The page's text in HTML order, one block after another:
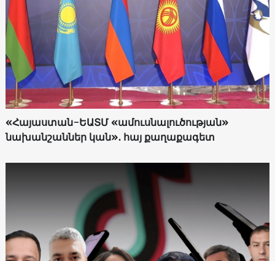
«Հայաստան-ԵԱՏՄ «ամուսնալուծության»
նախանշաններ կան»․ հայ քաղաքագետ